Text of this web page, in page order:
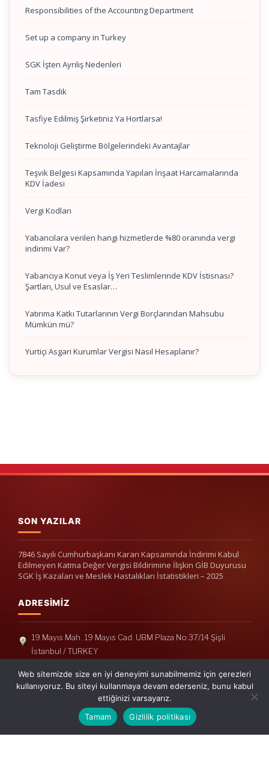
Responsibilities of the Accounting Department
Set up a company in Turkey
SGK İşten Ayrılış Nedenleri
Tam Tasdik
Tasfiye Edilmiş Şirketiniz Ya Hortlarsa!
Teknoloji Geliştirme Bölgelerindeki Avantajlar
Teşvik Belgesi Kapsamında Yapılan İnşaat Harcamalarında
KDV İadesi
Vergi Kodları
Yabancılara verilen hangi hizmetlerde %80 oranında vergi
indirimi Var?
Yabancıya Konut veya İş Yeri Teslimlerinde KDV İstisnası?
Şartları, Usul ve Esaslar…
Yatırıma Katkı Tutarlarının Vergi Borçlarından Mahsubu
Mümkün mü?
Yurtiçi Asgari Kurumlar Vergisi Nasıl Hesaplanır?
SON YAZILAR
7846 Sayılı Cumhurbaşkanı Kararı Kapsamında İndirimi Kabul
Edilmeyen Katma Değer Vergisi Bildirimine İlişkin GİB Duyurusu
SGK İş Kazaları ve Meslek Hastalıkları İstatistikleri – 2025
ADRESIMIZ
19 Mayıs Mah. 19 Mayıs Cad. UBM Plaza No:37/14 Şişli
İstanbul / TURKEY
Telefon: +90(212) 240 33 39
Telefon: +90(212) 248 19 36
info@erisymm.com
Web sitemizde size en iyi deneyimi sunabilmemiz için çerezleri
kullanıyoruz. Bu siteyi kullanmaya devam ederseniz, bunu kabul
ettiğinizi varsayarız.
Tamam
Gizlilik politikası